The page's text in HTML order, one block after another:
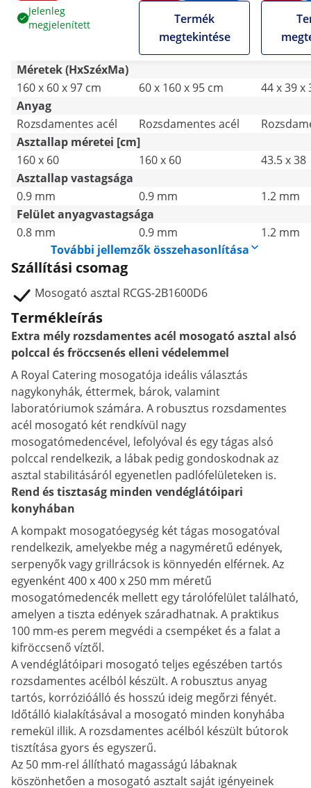
160 x 60 cm - Royal
Catering
Jelenleg
megjelenített
rozsdamentes acél -
160 x 60 cm
Termék
megtekintése
Méretek (HxSzéxMa)
160 x 60 x 97 cm
60 x 160 x 95 cm
44 x 39 x
Anyag
Rozsdamentes acél
Rozsdamentes acél
Asztallap méretei [cm]
160 x 60
160 x 60
43.5 x 38
Asztallap vastagsága
0.9 mm
0.9 mm
1.2 mm
Felület anyagvastagsága
0.8 mm
0.9 mm
1.2 mm
További jellemzők összehasonlítása
Szállítási csomag
Mosogató asztal RCGS-2B1600D6
Termékleírás
Extra mély rozsdamentes acél mosogató asztal alsó
polccal és fröccsenés elleni védelemmel
A Royal Catering mosogatója ideális választás
nagykonyhák, éttermek, bárok, valamint
laboratóriumok számára. A robusztus rozsdamentes
acél mosogató két rendkívül nagy
mosogatómedencével, lefolyóval és egy tágas alsó
polccal rendelkezik, a lábak pedig gondoskodnak az
asztal stabilitásáról egyenetlen padlófelületeken is.
Rend és tisztaság minden vendéglátóipari
konyhában
A kompakt mosogatóegység két tágas mosogatóval
rendelkezik, amelyekbe még a nagyméretű edények,
serpenyők vagy grillrácsok is könnyedén elférnek. Az
egyenként 400 x 400 x 250 mm méretű
mosogatómedencék mellett egy tárolófelület található,
amelyen a tiszta edények száradhatnak. A praktikus
100 mm-es perem megvédi a csempéket és a falat a
kifröccsenő víztől.
A vendéglátóipari mosogató teljes egészében tartós
rozsdamentes acélból készült. A robusztus anyag
tartós, korrózióálló és hosszú ideig megőrzi fényét.
Időtálló kialakításával a mosogató minden konyhába
remekül illik. A rozsdamentes acélból készült bútorok
tisztítása gyors és egyszerű.
Az 50 mm-rel állítható magasságú lábaknak
köszönhetően a mosogató asztalt saját igényeinek